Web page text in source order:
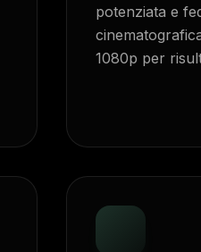
potenziata e
1080p per